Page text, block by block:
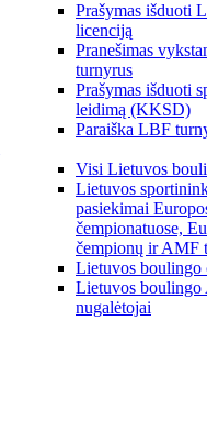
Prašymas išduoti
licenciją
Pranešimas
turnyrus
Prašymas išduoti
leidimą (KKSD)
Paraiška LBF
Visi Lietuvos
Lietuvos
pasiekimai
čempionatuose,
čempionų ir AMF
Lietuvos boulingo
Lietuvos boulingo
nugalėtojai